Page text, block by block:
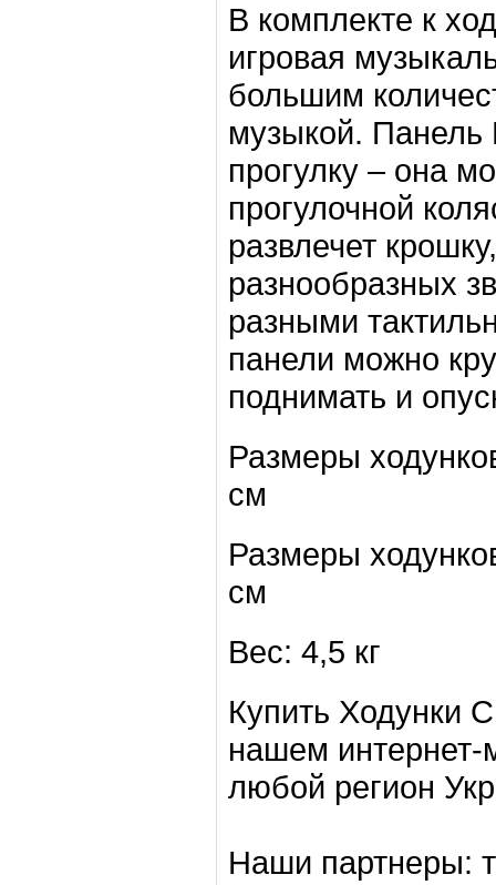
В комплекте к
игровая
большим
музыкой. Панель
прогулку – она
прогулочной
развлечет
разнообразных
разными
панели можно
поднимать и
Размеры
см
Размеры
см
Вес: 4,5 кг
Купить Ходунки
нашем интернет-
любой регион
Наши партнеры: